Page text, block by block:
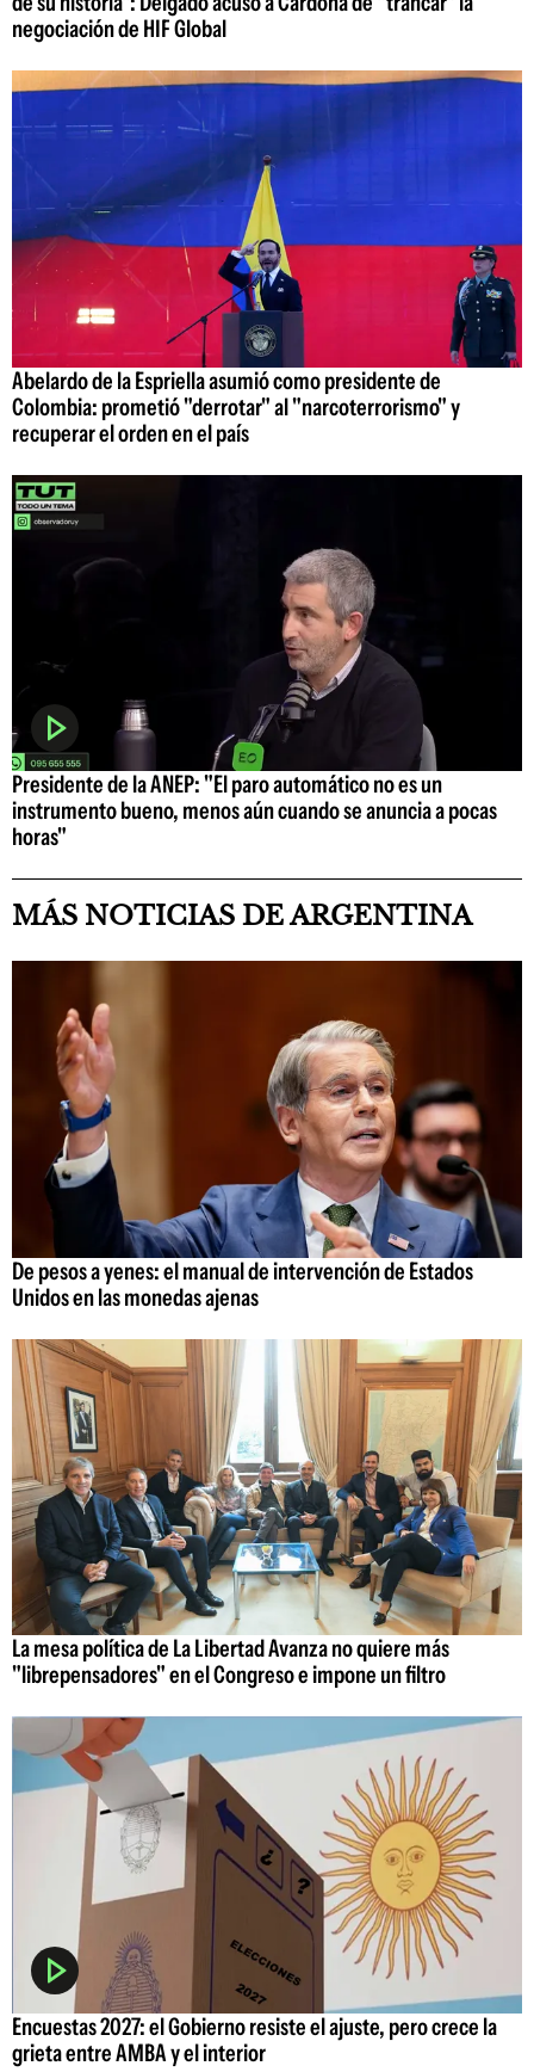
negociación de HIF Global
Abelardo de la Espriella asumió como presidente de
Colombia: prometió "derrotar" al "narcoterrorismo" y
recuperar el orden en el país
Presidente de la ANEP: "El paro automático no es un
instrumento bueno, menos aún cuando se anuncia a pocas
horas"
MÁS NOTICIAS DE ARGENTINA
De pesos a yenes: el manual de intervención de Estados
Unidos en las monedas ajenas
La mesa política de La Libertad Avanza no quiere más
"librepensadores" en el Congreso e impone un filtro
Encuestas 2027: el Gobierno resiste el ajuste, pero crece la
grieta entre AMBA y el interior